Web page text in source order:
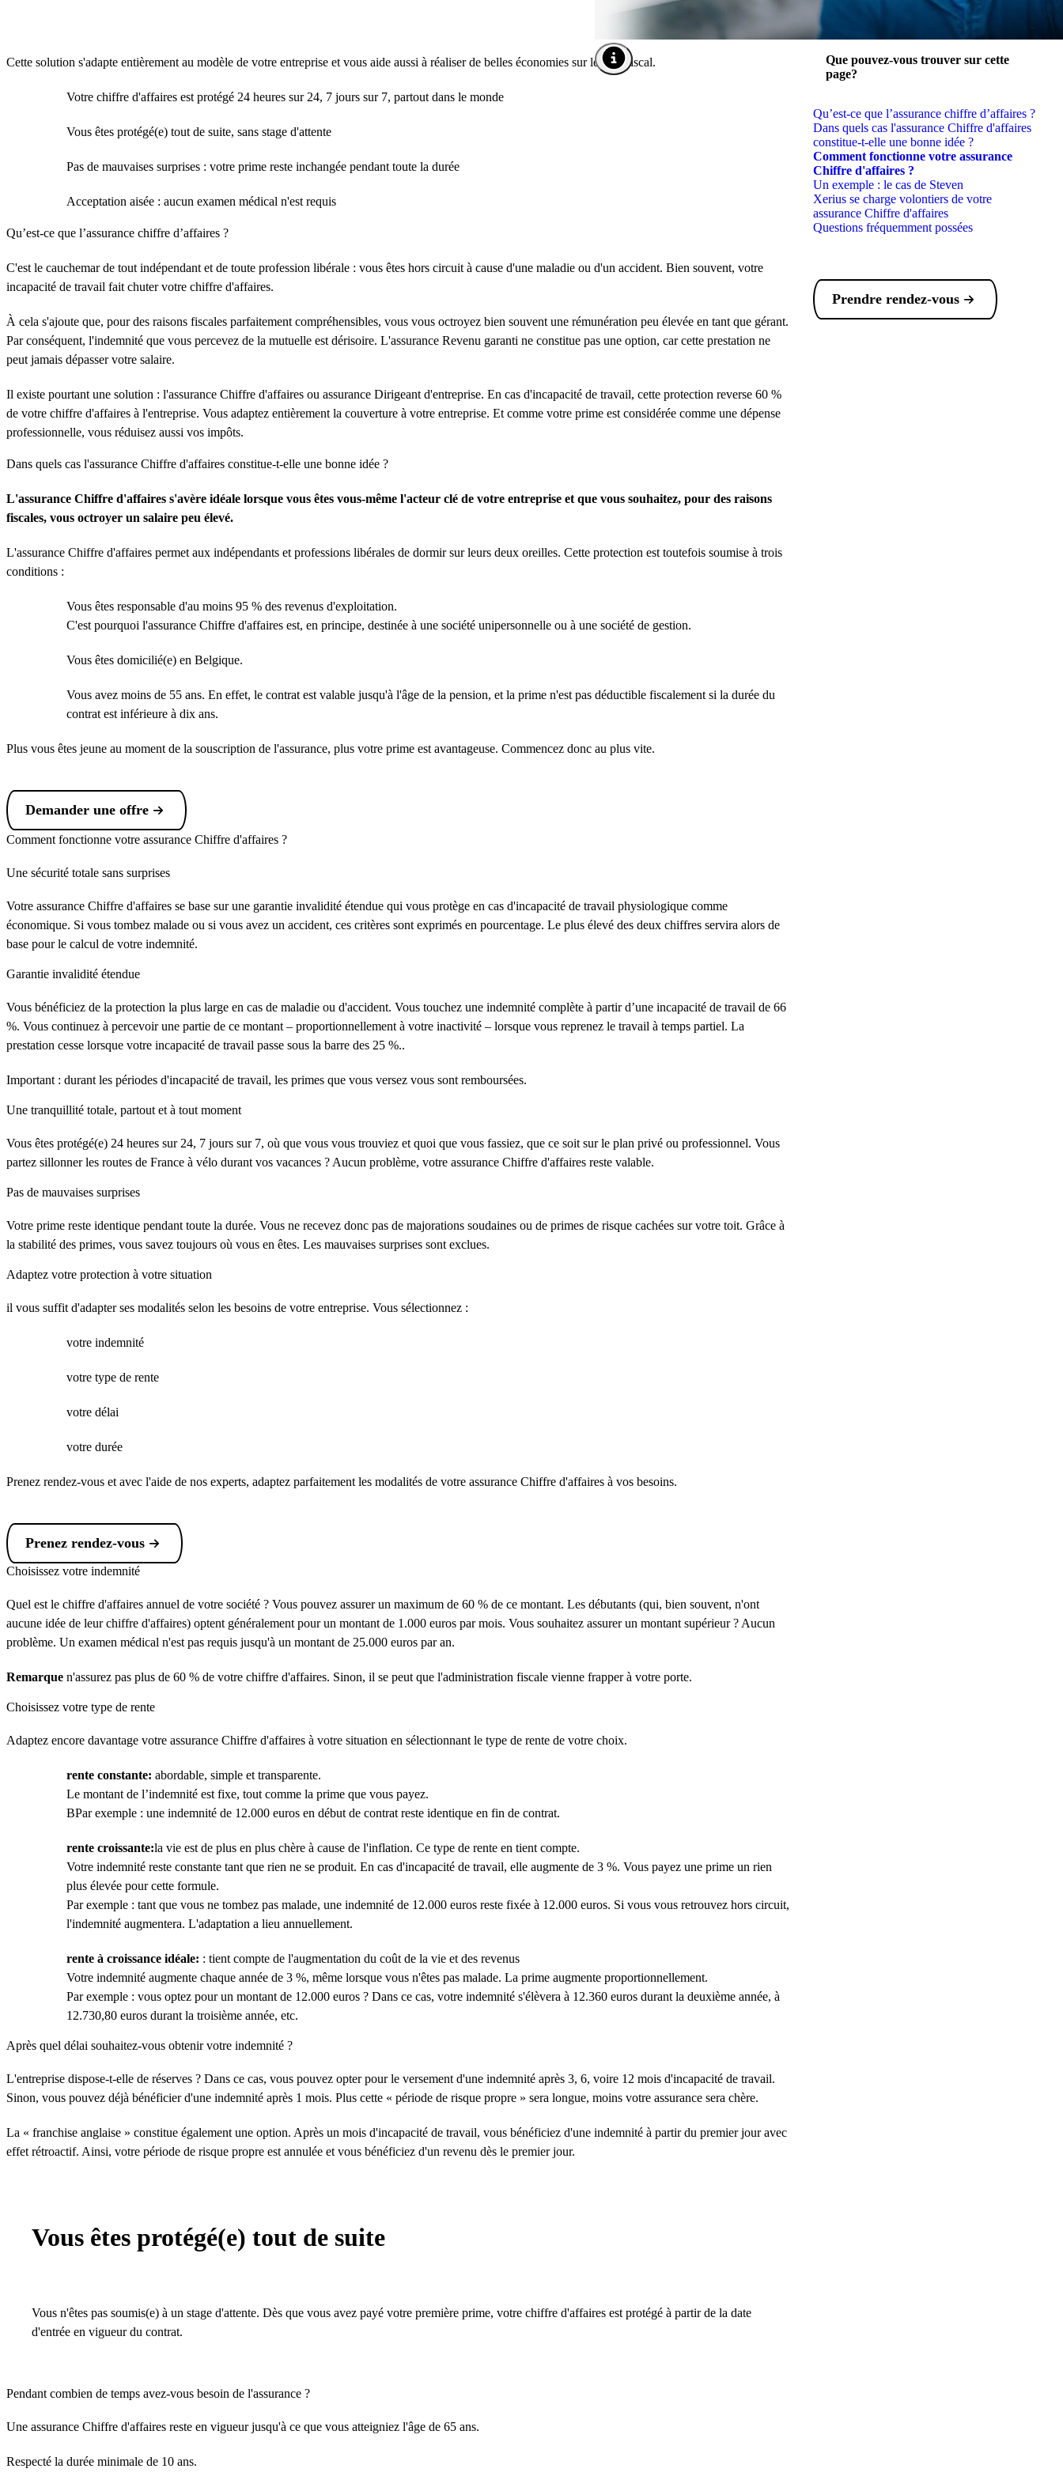
Ouvrir l'info-bulle de l'image
Cette solution s'adapte entièrement au modèle de votre entreprise et vous aide aussi à réaliser de belles économies sur le plan fiscal.
Votre chiffre d'affaires est protégé 24 heures sur 24, 7 jours sur 7, partout dans le monde
Vous êtes protégé(e) tout de suite, sans stage d'attente
Pas de mauvaises surprises : votre prime reste inchangée pendant toute la durée
Acceptation aisée : aucun examen médical n'est requis
Qu’est-ce que l’assurance chiffre d’affaires ?
C'est le cauchemar de tout indépendant et de toute profession libérale : vous êtes hors circuit à cause d'une maladie ou d'un accident. Bien souvent, votre
incapacité de travail fait chuter votre chiffre d'affaires.
À cela s'ajoute que, pour des raisons fiscales parfaitement compréhensibles, vous vous octroyez bien souvent une rémunération peu élevée en tant que gérant.
Par conséquent, l'indemnité que vous percevez de la mutuelle est dérisoire. L'assurance Revenu garanti ne constitue pas une option, car cette prestation ne
peut jamais dépasser votre salaire.
Il existe pourtant une solution : l'assurance Chiffre d'affaires ou assurance Dirigeant d'entreprise. En cas d'incapacité de travail, cette protection reverse 60 %
de votre chiffre d'affaires à l'entreprise. Vous adaptez entièrement la couverture à votre entreprise. Et comme votre prime est considérée comme une dépense
professionnelle, vous réduisez aussi vos impôts.
Dans quels cas l'assurance Chiffre d'affaires constitue-t-elle une bonne idée ?
L'assurance Chiffre d'affaires s'avère idéale lorsque vous êtes vous-même l'acteur clé de votre entreprise et que vous souhaitez, pour des raisons
fiscales, vous octroyer un salaire peu élevé.
L'assurance Chiffre d'affaires permet aux indépendants et professions libérales de dormir sur leurs deux oreilles. Cette protection est toutefois soumise à trois
conditions :
Vous êtes responsable d'au moins 95 % des revenus d'exploitation.
C'est pourquoi l'assurance Chiffre d'affaires est, en principe, destinée à une société unipersonnelle ou à une société de gestion.
Vous êtes domicilié(e) en Belgique.
Vous avez moins de 55 ans. En effet, le contrat est valable jusqu'à l'âge de la pension, et la prime n'est pas déductible fiscalement si la durée du
contrat est inférieure à dix ans.
Plus vous êtes jeune au moment de la souscription de l'assurance, plus votre prime est avantageuse. Commencez donc au plus vite.
Demander une offre
Comment fonctionne votre assurance Chiffre d'affaires ?
Une sécurité totale sans surprises
Votre assurance Chiffre d'affaires se base sur une garantie invalidité étendue qui vous protège en cas d'incapacité de travail physiologique comme
économique. Si vous tombez malade ou si vous avez un accident, ces critères sont exprimés en pourcentage. Le plus élevé des deux chiffres servira alors de
base pour le calcul de votre indemnité.
Garantie invalidité étendue
Vous bénéficiez de la protection la plus large en cas de maladie ou d'accident. Vous touchez une indemnité complète à partir d’une incapacité de travail de 66
%. Vous continuez à percevoir une partie de ce montant – proportionnellement à votre inactivité – lorsque vous reprenez le travail à temps partiel. La
prestation cesse lorsque votre incapacité de travail passe sous la barre des 25 %..
Important : durant les périodes d'incapacité de travail, les primes que vous versez vous sont remboursées.
Une tranquillité totale, partout et à tout moment
Vous êtes protégé(e) 24 heures sur 24, 7 jours sur 7, où que vous vous trouviez et quoi que vous fassiez, que ce soit sur le plan privé ou professionnel. Vous
partez sillonner les routes de France à vélo durant vos vacances ? Aucun problème, votre assurance Chiffre d'affaires reste valable.
Pas de mauvaises surprises
Votre prime reste identique pendant toute la durée. Vous ne recevez donc pas de majorations soudaines ou de primes de risque cachées sur votre toit. Grâce à
la stabilité des primes, vous savez toujours où vous en êtes. Les mauvaises surprises sont exclues.
Adaptez votre protection à votre situation
il vous suffit d'adapter ses modalités selon les besoins de votre entreprise. Vous sélectionnez :
votre indemnité
votre type de rente
votre délai
votre durée
Prenez rendez-vous et avec l'aide de nos experts, adaptez parfaitement les modalités de votre assurance Chiffre d'affaires à vos besoins.
Prenez rendez-vous
Choisissez votre indemnité
Quel est le chiffre d'affaires annuel de votre société ? Vous pouvez assurer un maximum de 60 % de ce montant. Les débutants (qui, bien souvent, n'ont
aucune idée de leur chiffre d'affaires) optent généralement pour un montant de 1.000 euros par mois. Vous souhaitez assurer un montant supérieur ? Aucun
problème. Un examen médical n'est pas requis jusqu'à un montant de 25.000 euros par an.
Remarque n'assurez pas plus de 60 % de votre chiffre d'affaires. Sinon, il se peut que l'administration fiscale vienne frapper à votre porte.
Choisissez votre type de rente
Adaptez encore davantage votre assurance Chiffre d'affaires à votre situation en sélectionnant le type de rente de votre choix.
rente constante: abordable, simple et transparente.
Le montant de l’indemnité est fixe, tout comme la prime que vous payez.
BPar exemple : une indemnité de 12.000 euros en début de contrat reste identique en fin de contrat.
rente croissante:la vie est de plus en plus chère à cause de l'inflation. Ce type de rente en tient compte.
Votre indemnité reste constante tant que rien ne se produit. En cas d'incapacité de travail, elle augmente de 3 %. Vous payez une prime un rien
plus élevée pour cette formule.
Par exemple : tant que vous ne tombez pas malade, une indemnité de 12.000 euros reste fixée à 12.000 euros. Si vous vous retrouvez hors circuit,
l'indemnité augmentera. L'adaptation a lieu annuellement.
rente à croissance idéale: : tient compte de l'augmentation du coût de la vie et des revenus
Votre indemnité augmente chaque année de 3 %, même lorsque vous n'êtes pas malade. La prime augmente proportionnellement.
Par exemple : vous optez pour un montant de 12.000 euros ? Dans ce cas, votre indemnité s'élèvera à 12.360 euros durant la deuxième année, à
12.730,80 euros durant la troisième année, etc.
Après quel délai souhaitez-vous obtenir votre indemnité ?
L'entreprise dispose-t-elle de réserves ? Dans ce cas, vous pouvez opter pour le versement d'une indemnité après 3, 6, voire 12 mois d'incapacité de travail.
Sinon, vous pouvez déjà bénéficier d'une indemnité après 1 mois. Plus cette « période de risque propre » sera longue, moins votre assurance sera chère.
La « franchise anglaise » constitue également une option. Après un mois d'incapacité de travail, vous bénéficiez d'une indemnité à partir du premier jour avec
effet rétroactif. Ainsi, votre période de risque propre est annulée et vous bénéficiez d'un revenu dès le premier jour.
Vous êtes protégé(e) tout de suite
Vous n'êtes pas soumis(e) à un stage d'attente. Dès que vous avez payé votre première prime, votre chiffre d'affaires est protégé à partir de la date
d'entrée en vigueur du contrat.
Pendant combien de temps avez-vous besoin de l'assurance ?
Une assurance Chiffre d'affaires reste en vigueur jusqu'à ce que vous atteigniez l'âge de 65 ans.
Respecté la durée minimale de 10 ans.
Que pouvez-vous trouver sur cette
page?
Qu’est-ce que l’assurance chiffre d’affaires ?
Dans quels cas l'assurance Chiffre d'affaires
constitue-t-elle une bonne idée ?
Comment fonctionne votre assurance
Chiffre d'affaires ?
Un exemple : le cas de Steven
Xerius se charge volontiers de votre
assurance Chiffre d'affaires
Questions fréquemment possées
Prendre rendez-vous